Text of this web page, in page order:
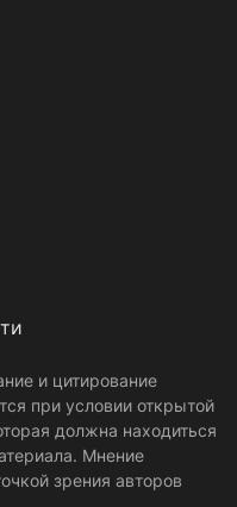
и цитирование
при условии открытой
должна находиться
Мнение
зрения авторов